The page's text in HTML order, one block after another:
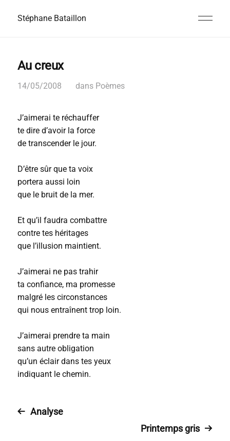
Stéphane Bataillon
Au creux
14/05/2008 dans Poèmes
J’aimerai te réchauffer
te dire d’avoir la force
de transcender le jour.
D’être sûr que ta voix
portera aussi loin
que le bruit de la mer.
Et qu’il faudra combattre
contre tes héritages
que l’illusion maintient.
J’aimerai ne pas trahir
ta confiance, ma promesse
malgré les circonstances
qui nous entraînent trop loin.
J’aimerai prendre ta main
sans autre obligation
qu’un éclair dans tes yeux
indiquant le chemin.
Analyse
Printemps gris